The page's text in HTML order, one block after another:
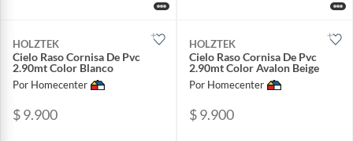
HOLZTEK
Cielo Raso Cornisa De Pvc
2.90mt Color Blanco
Por Homecenter
$ 9.900
HOLZTEK
Cielo Raso Cornisa De Pvc
2.90mt Color Avalon Beige
Por Homecenter
$ 9.900